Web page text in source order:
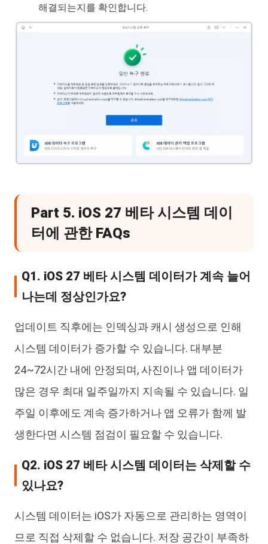
해결되는지를 확인합니다.
Part 5. iOS 27 베타 시스템 데이
터에 관한 FAQs
Q1. iOS 27 베타 시스템 데이터가 계속 늘어
나는데 정상인가요?
업데이트 직후에는 인덱싱과 캐시 생성으로 인해
시스템 데이터가 증가할 수 있습니다. 대부분
24~72시간 내에 안정되며, 사진이나 앱 데이터가
많은 경우 최대 일주일까지 지속될 수 있습니다. 일
주일 이후에도 계속 증가하거나 앱 오류가 함께 발
생한다면 시스템 점검이 필요할 수 있습니다.
Q2. iOS 27 베타 시스템 데이터는 삭제할 수
있나요?
시스템 데이터는 iOS가 자동으로 관리하는 영역이
므로 직접 삭제할 수 없습니다. 저장 공간이 부족하